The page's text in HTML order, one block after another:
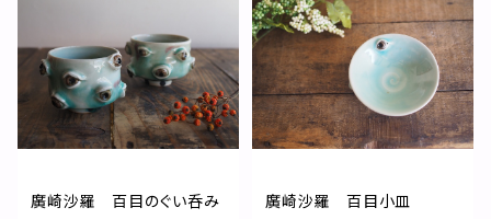
廣崎沙羅 百目のぐい呑み
廣崎沙羅 百目小皿